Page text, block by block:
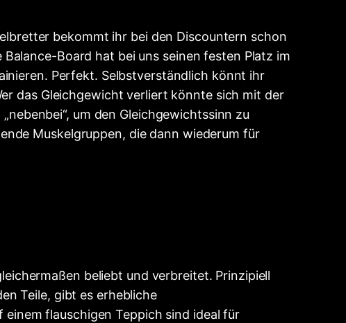
bekommt ihr bei den Discountern schon
Board hat bei uns seinen festen Platz im
Perfekt. Selbstverständlich könnt ihr
das Gleichgewicht verliert könnte sich mit der
um den Gleichgewichtssinn zu
Muskelgruppen, die dann wiederum für
beliebt und verbreitet. Prinzipiell
Teile, gibt es erhebliche
flauschigen Teppich sind ideal für